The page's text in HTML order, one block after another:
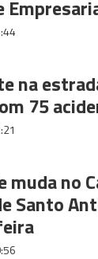
na
75
muda no
Santo